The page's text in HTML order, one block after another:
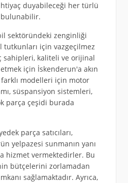
duyabileceği her türlü
bulunabilir.
sektöründeki zenginliği
tutkunları için vazgeçilmez
sahipleri, kaliteli ve orijinal
için İskenderun'a akın
modelleri için motor
süspansiyon sistemleri,
parça çeşidi burada
parça satıcıları,
yelpazesi sunmanın yanı
hizmet vermektedirler. Bu
bütçelerini zorlamadan
sağlamaktadır. Ayrıca,